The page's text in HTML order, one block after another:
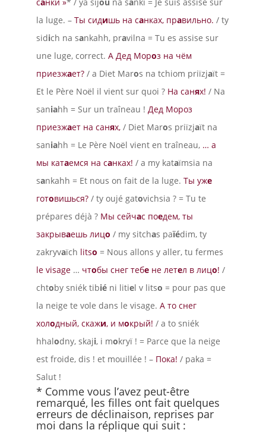
la luge. – Ты сидишь на санках, правильно. / ty
sidich na sankahh, pravilna = Tu es assise sur
une luge, correct. А Дед Мороз на чём
приезжает?/ a Diet Maros na tchiom priïzjaït =
Et le Père Noël il vient sur quoi ? На санях! / Na
saniahh = Sur un traîneau ! Дед Мороз
приезжает на санях,/ Diet Maros priïzjaït na
saniahh = Le Père Noël vient en traîneau, … а
мы катаемся на санках! / a my kataïmsia na
sankahh = Et nous on fait de la luge. Ты уже
готовишься?/ ty oujé gatovichsia ? = Tu te
prépares déjà ? Мы сейчас поедем, ты
закрываешь лицо / my sitchas païédim, ty
zakryvaïch litso = Nous allons y aller, tu fermes
le visage … чтобы снег тебене летел в лицо! /
chtoby sniék tibiéni litiel v litso = pour pas que
la neige te vole dans le visage. А то снег
холодный, скажи, и мокрый! / a to sniék
hhalodny, skaji, i mokryï ! = Parce que la neige
est froide, dis ! et mouillée ! – Пока! / paka =
Salut !
* Comme vous l’avez peut-être
remarqué, les filles ont fait quelques
erreurs de déclinaison, reprises par
moi dans la réplique qui suit :